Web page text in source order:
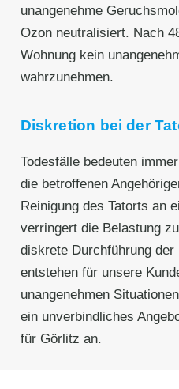
unangenehme
Ozon neutralisiert. Nach
Wohnung kein
wahrzunehmen.
Diskretion bei der
Todesfälle bedeuten
die betroffenen
Reinigung des Tatorts an
verringert die Belastung
diskrete Durchführung der
entstehen für unsere
unangenehmen
ein unverbindliches
für Görlitz an.